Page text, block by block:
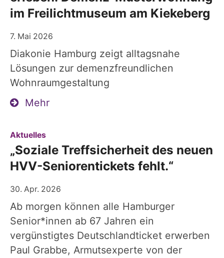
im Freilichtmuseum am Kiekeberg
7. Mai 2026
Diakonie Hamburg zeigt alltagsnahe
Lösungen zur demenzfreundlichen
Wohnraumgestaltung
Mehr
Aktuelles:
„Soziale Treffsicherheit des neuen
HVV-Seniorentickets fehlt.“
30. Apr. 2026
Ab morgen können alle Hamburger
Senior*innen ab 67 Jahren ein
vergünstigtes Deutschlandticket erwerben
Paul Grabbe, Armutsexperte von der